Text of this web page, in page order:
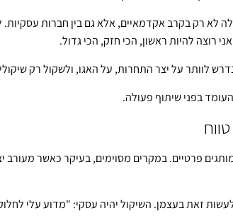
לא רק בקרב אקדמאיים, אלא גם בין חברות
רוצה להיות ראשון, הכי חזק, הכי גדול.
לוותר על יצר התחרות, על האגו, ולשקול רק
בפני שיתוף פעולה.
פרטיים. במקרים מסוימים, בעיקר כאשר מעורב
זאת בעצמן. השיקול יהיה עסקי: "מדוע עלי